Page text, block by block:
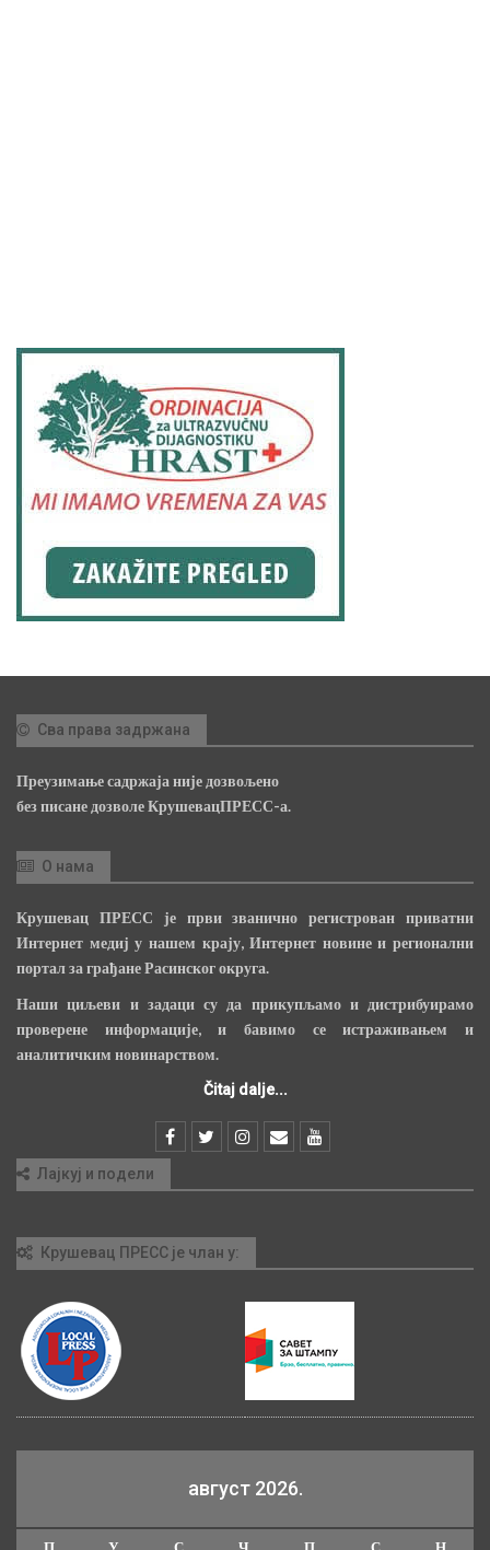
Сва права задржана
Преузимање садржаја није дозвољено
без писане дозволе КрушевацПРЕСС-а.
О нама
Крушевац ПРЕСС је први званично регистрован приватни
Интернет медиј у нашем крају, Интернет новине и регионални
портал за грађане Расинског округа.
Наши циљеви и задаци су да прикупљамо и дистрибуирамо
проверене информације, и бавимо се истраживањем и
аналитичким новинарством.
Čitaj dalje...
Лајкуј и подели
Крушевац ПРЕСС је члан у:
август 2026.
П У С Ч П С Н